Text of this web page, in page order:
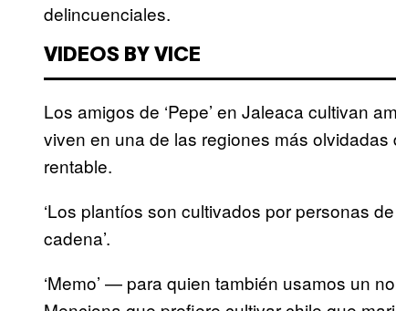
delincuenciales.
VIDEOS BY VICE
Los amigos de ‘Pepe’ en Jaleaca cultivan
viven en una de las regiones más
rentable.
‘Los plantíos son cultivados por personas
cadena’.
‘Memo’ — para quien también usamos un